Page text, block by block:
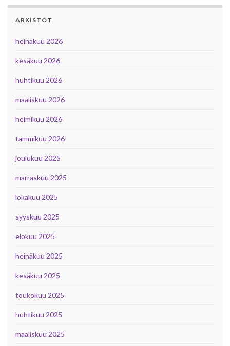
ARKISTOT
heinäkuu 2026
kesäkuu 2026
huhtikuu 2026
maaliskuu 2026
helmikuu 2026
tammikuu 2026
joulukuu 2025
marraskuu 2025
lokakuu 2025
syyskuu 2025
elokuu 2025
heinäkuu 2025
kesäkuu 2025
toukokuu 2025
huhtikuu 2025
maaliskuu 2025